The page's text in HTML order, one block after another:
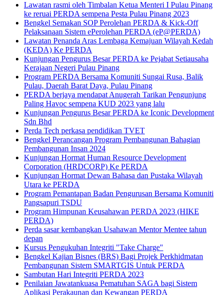
Lawatan rasmi oleh Timbalan Ketua Menteri I Pulau Pinang
ke reruai PERDA sempena Pesta Pulau Pinang 2023
Bengkel Semakan SOP Perolehan PERDA & Kick-Off
Pelaksanaan Sistem ePerolehan PERDA (eP@PERDA)
Lawatan Penanda Aras Lembaga Kemajuan Wilayah Kedah
(KEDA) Ke PERDA
Kunjungan Pengurus Besar PERDA ke Pejabat Setiausaha
Kerajaan Negeri Pulau Pinang
Program PERDA Bersama Komuniti Sungai Rusa, Balik
Pulau, Daerah Barat Daya, Pulau Pinang
PERDA berjaya mendapat Anugerah Tarikan Pengunjung
Paling Havoc sempena KUD 2023 yang lalu
Kunjungan Pengurus Besar PERDA ke Iconic Development
Sdn Bhd
Perda Tech perkasa pendidikan TVET
Bengkel Perancangan Program Pembangunan Bahagian
Pembangunan Insan 2024
Kunjungan Hormat Human Resource Development
Corporation (HRDCORP) Ke PERDA
Kunjungan Hormat Dewan Bahasa dan Pustaka Wilayah
Utara ke PERDA
Program Pemantapan Badan Pengurusan Bersama Komuniti
Pangsapuri TSDU
Program Himpunan Keusahawan PERDA 2023 (HIKE
PERDA)
Perda sasar kembangkan Usahawan Mentor Mentee tahun
depan
Kursus Pengukuhan Integriti "Take Charge"
Bengkel Kajian Bisnes (BRS) Bagi Projek Perkhidmatan
Pembangunan Sistem SMARTGIS Untuk PERDA
Sambutan Hari Integriti PERDA 2023
Penilaian Jawatankuasa Pematuhan SAGA bagi Sistem
Aplikasi Perakaunan dan Kewangan PERDA